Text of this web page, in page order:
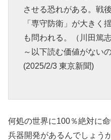
させる恐れがある。戦
「専守防衛」が大きく
も問われる。（川田篤志
～以下読む価値がない
(2025/2/3 東京新聞)
何処の世界に100％絶対に
兵器開発があるんでしょう